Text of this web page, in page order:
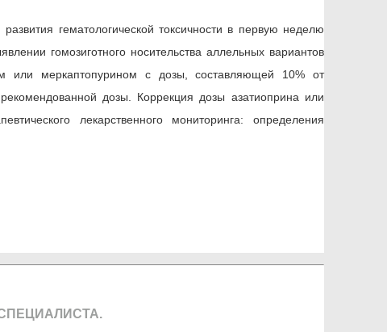
гематологической токсичности в первую неделю
гомозиготного носительства аллельных вариантов
или меркаптопурином с дозы, составляющей 10% от
дозы. Коррекция дозы азатиоприна или
лекарственного мониторинга: определения